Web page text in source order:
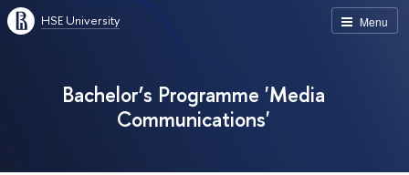
Menu
HSE University
Bachelor’s Programme 'Media
Communications'